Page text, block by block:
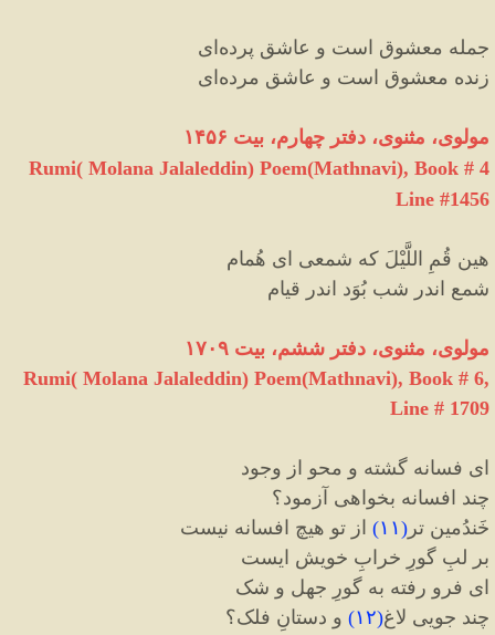
جمله معشوق است و عاشق پرده ای
زنده معشوق است و عاشق مرده ای
مولوی، مثنوی، دفتر چهارم، بیت ۱۴۵۶
Rumi( Molana Jalaleddin) Poem(Mathnavi), Book # 4
Line #1456
هین قُمِ اللَّیْلَ که شمعی ای هُمام
شمع اندر شب بُوَد اندر قیام
مولوی، مثنوی، دفتر ششم، بیت ۱۷۰۹
Rumi( Molana Jalaleddin) Poem(Mathnavi), Book # 6,
Line # 1709
ای فسانه گشته و محو از وجود
چند افسانه بخواهی آزمود؟
خَندُمین تر (۱۱) از تو هیچ افسانه نیست
بر لبِ گورِ خرابِ خویش ایست
ای فرو رفته به گورِ جهل و شک
چند جویی لاغ(۱۲) و دستانِ فلک؟